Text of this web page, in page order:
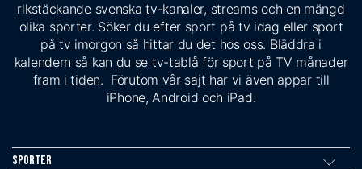
rikstäckande svenska tv-kanaler, streams och en mängd
olika sporter. Söker du efter sport på tv idag eller sport
på tv imorgon så hittar du det hos oss. Bläddra i
kalendern så kan du se tv-tablå för sport på TV månader
fram i tiden. Förutom vår sajt har vi även appar till
iPhone, Android och iPad.
Sporter